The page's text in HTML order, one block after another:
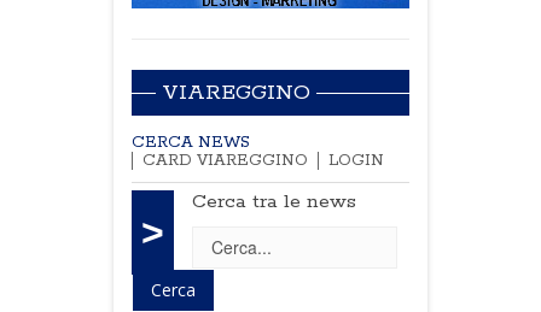
VIAREGGINO
CERCA NEWS
CARD VIAREGGINO
LOGIN
>
Cerca tra le news